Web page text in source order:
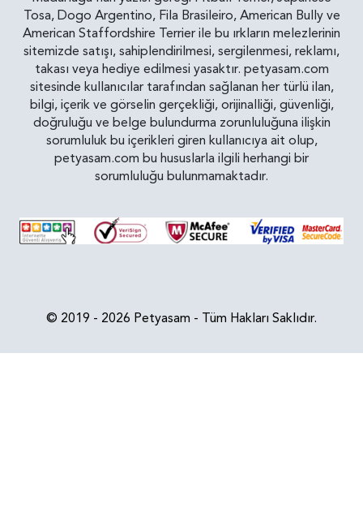
Tosa, Dogo Argentino, Fila Brasileiro, American Bully ve
American Staffordshire Terrier ile bu ırkların melezlerinin
sitemizde satışı, sahiplendirilmesi, sergilenmesi, reklamı,
takası veya hediye edilmesi yasaktır. petyasam.com
sitesinde kullanıcılar tarafından sağlanan her türlü ilan,
bilgi, içerik ve görselin gerçekliği, orijinalliği, güvenliği,
doğruluğu ve belge bulundurma zorunluluğuna ilişkin
sorumluluk bu içerikleri giren kullanıcıya ait olup,
petyasam.com bu hususlarla ilgili herhangi bir
sorumluluğu bulunmamaktadır.
© 2019 - 2026 Petyasam - Tüm Hakları Saklıdır.